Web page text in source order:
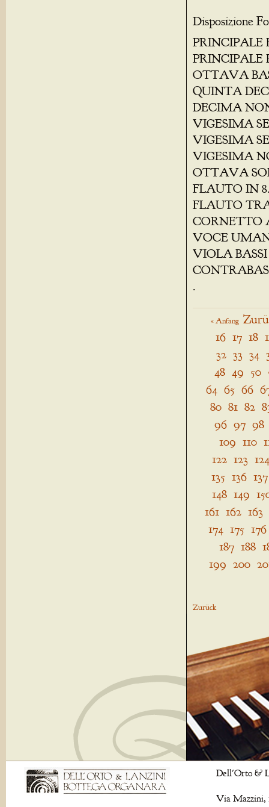
Disposizione
PRINCIPALE
PRINCIPALE
OTTAVA
QUINTA
DECIMA
VIGESIMA
VIGESIMA
VIGESIMA
OTTAVA
FLAUTO IN
FLAUTO
CORNETTO
VOCE
VIOLA BASSI
.
« Anfang
16 17 18
32 33 34
48 49 50
64 65 66
80 81 82
96 97 98
109 110
122 123 124
135 136 137
148 149
161 162 163
174 175 176
187 188
199 200
Zurück
Dell'Orto &
Via Mazzini,